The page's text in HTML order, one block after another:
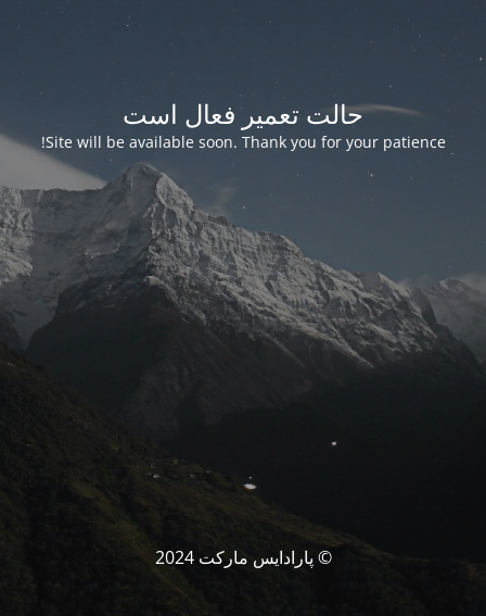
حالت تعمیر فعال است
Site will be available soon. Thank you for your patience!
© پارادایس مارکت 2024